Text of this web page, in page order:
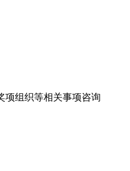
项组织等相关事项咨询